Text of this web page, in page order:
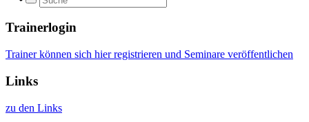
Trainerlogin
Trainer können sich hier registrieren und Seminare veröffentlichen
Links
zu den Links